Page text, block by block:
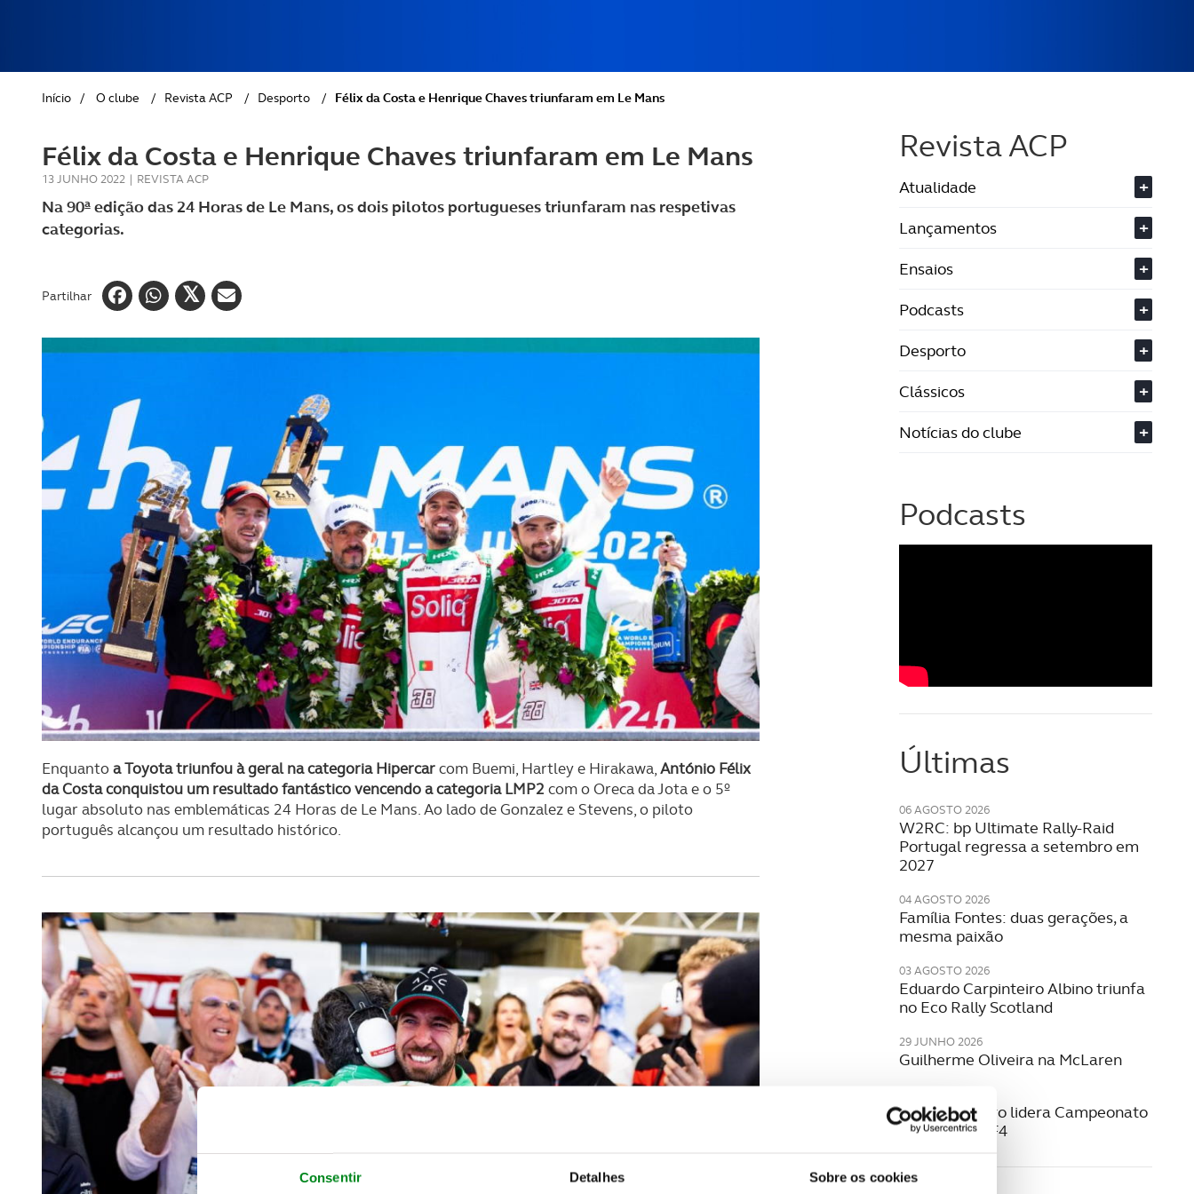
Consentir Detalhes Sobre os cookies
GOLFE
AUTOCARAVANISMO
Início / O clube / Revista ACP / Desporto / Félix da Costa e Henrique Chaves triunfaram em Le Mans
Félix da Costa e Henrique Chaves triunfaram em Le Mans
13 JUNHO 2022 | REVISTA ACP
Na 90ª edição das 24 Horas de Le Mans, os dois pilotos portugueses triunfaram nas respetivas
categorias.
Partilhar
Enquantoa Toyota triunfou à geral na categoria Hipercarcom Buemi, Hartley e Hirakawa,António Félix
da Costa conquistou um resultado fantástico vencendo a categoria LMP2 com o Oreca da Jota e o 5º
lugar absoluto nas emblemáticas 24 Horas de Le Mans. Ao lado de Gonzalez e Stevens, o piloto
português alcançou um resultado histórico.
Revista ACP
Atualidade
+
Lançamentos
+
Ensaios
+
Podcasts
+
Desporto
+
Clássicos
+
Notícias do clube
+
Podcasts
Últimas
06 AGOSTO 2026
W2RC: bp Ultimate Rally-Raid
Portugal regressa a setembro em
2027
04 AGOSTO 2026
Família Fontes: duas gerações, a
mesma paixão
03 AGOSTO 2026
Eduardo Carpinteiro Albino triunfa
no Eco Rally Scotland
29 JUNHO 2026
Guilherme Oliveira na McLaren
Noah Monteiro lidera Campeonato
Espanhol de F4